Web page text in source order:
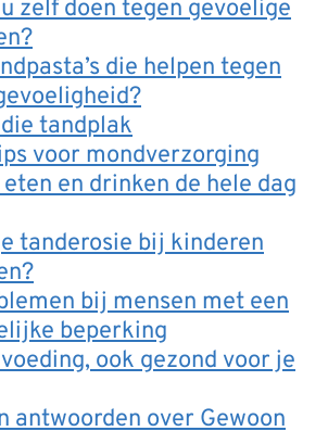
zelf doen tegen gevoelige
die helpen tegen
tandplak
voor mondverzorging
en drinken de hele dag
tanderosie bij kinderen
bij mensen met een
beperking
ook gezond voor je
antwoorden over Gewoon